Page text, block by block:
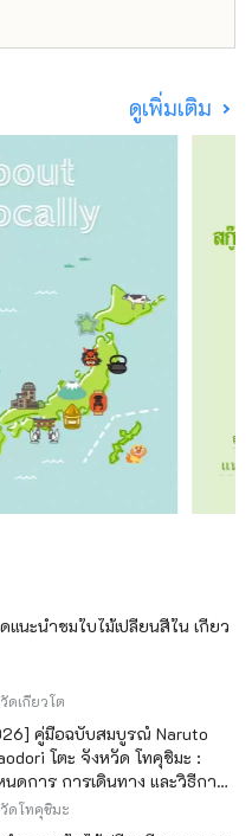
อาคาร Mainichi
โทรศัพท์: 06-
ดูเพิ่มเติม
แนะนำชมใบไม้เปลี่ยนสีใน เกียว
ดเกียวโต
คู่มือฉบับสมบูรณ์ Naruto
โตะ จังหวัด โทคุชิมะ :
นดการ การเดินทาง และวิธีการ
เพลิน
ดโทคุชิมะ